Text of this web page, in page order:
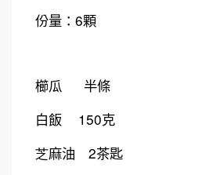
份量： 6顆
櫛瓜 半條
白飯 150克
芝麻油 2茶匙